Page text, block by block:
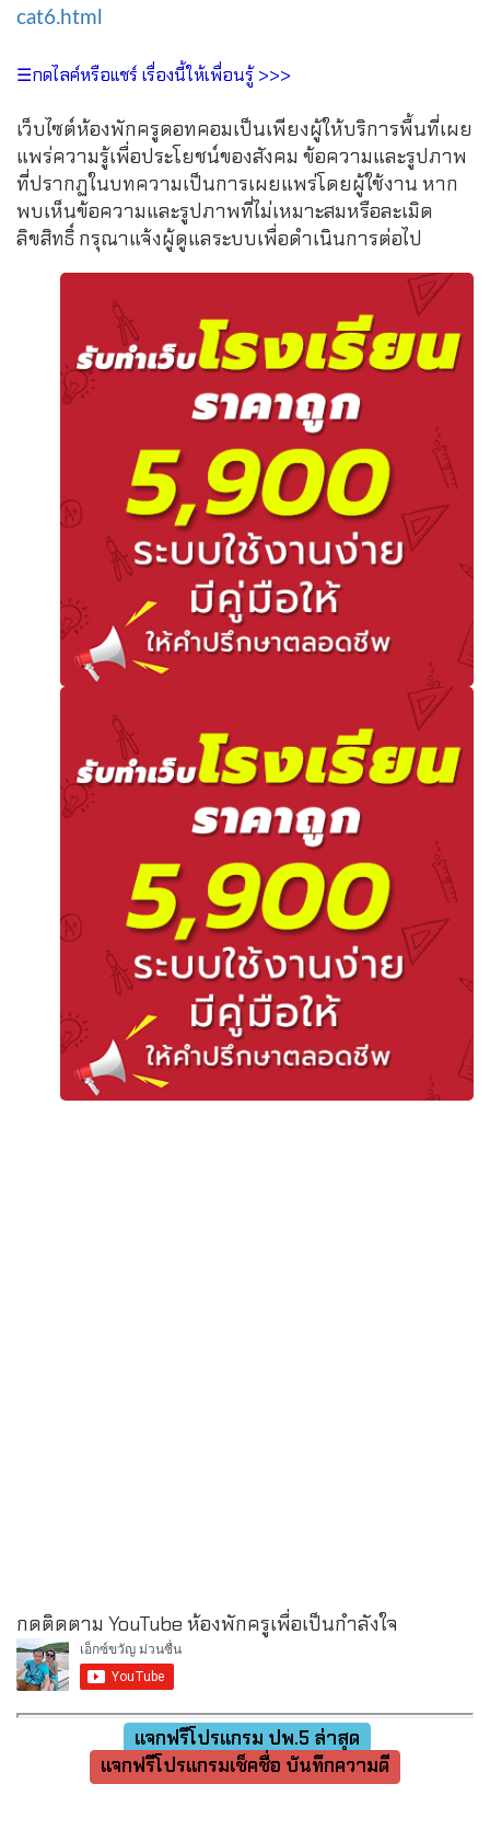
cat6.html
☰กดไลค์หรือแชร์ เรื่องนี้ให้เพื่อนรู้ >>>
เว็บไซต์ห้องพักครูดอทคอมเป็นเพียงผู้ให้บริการพื้นที่เผย
แพร่ความรู้เพื่อประโยชน์ของสังคม ข้อความและรูปภาพ
ที่ปรากฏในบทความเป็นการเผยแพร่โดยผู้ใช้งาน หาก
พบเห็นข้อความและรูปภาพที่ไม่เหมาะสมหรือละเมิด
ลิขสิทธิ์ กรุณาแจ้งผู้ดูแลระบบเพื่อดำเนินการต่อไป
กดติดตาม YouTube ห้องพักครูเพื่อเป็นกำลังใจ
แจกฟรีโปรแกรม ปพ.5 ล่าสุด
แจกฟรีโปรแกรมเช็คชื่อ บันทึกความดี